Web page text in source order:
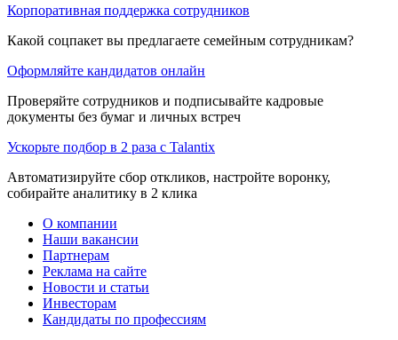
Корпоративная поддержка сотрудников
Какой соцпакет вы предлагаете семейным сотрудникам?
Оформляйте кандидатов онлайн
Проверяйте сотрудников и подписывайте кадровые
документы без бумаг и личных встреч
Ускорьте подбор в 2 раза с Talantix
Автоматизируйте сбор откликов, настройте воронку,
собирайте аналитику в 2 клика
О компании
Наши вакансии
Партнерам
Реклама на сайте
Новости и статьи
Инвесторам
Кандидаты по профессиям